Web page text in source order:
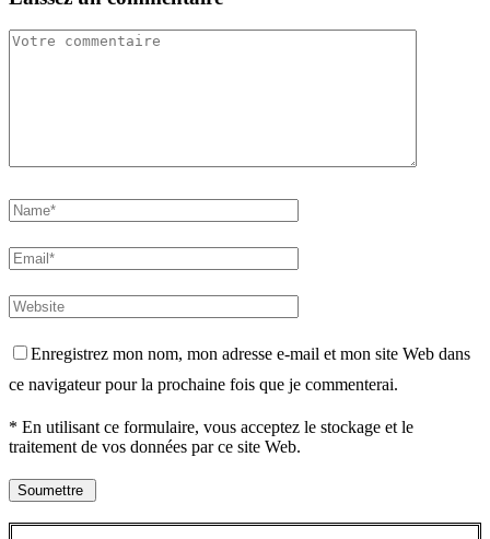
Enregistrez mon nom, mon adresse e-mail et mon site Web dans
ce navigateur pour la prochaine fois que je commenterai.
* En utilisant ce formulaire, vous acceptez le stockage et le
traitement de vos données par ce site Web.